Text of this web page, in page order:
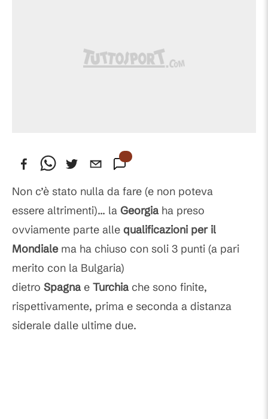
Non c’è stato nulla da fare (e non poteva
essere altrimenti)... la Georgia ha preso
ovviamente parte alle qualificazioni per il
Mondiale ma ha chiuso con soli 3 punti (a pari
merito con la Bulgaria)
dietro Spagna e Turchia che sono finite,
rispettivamente, prima e seconda a distanza
siderale dalle ultime due.